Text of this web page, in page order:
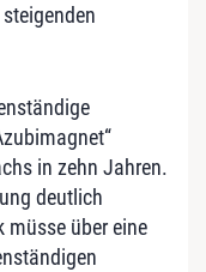
in zehn Jahren.
deutlich
müsse über eine